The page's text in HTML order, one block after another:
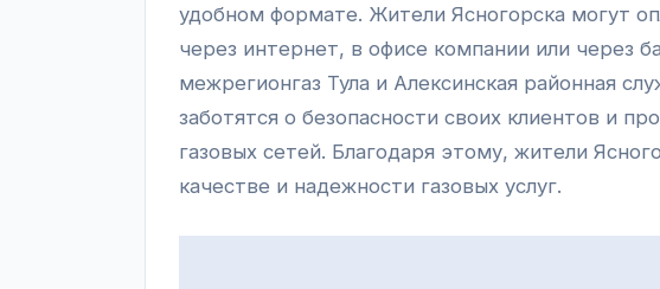
удобном формате. Жители Ясногорска могут
через интернет, в офисе компании или через
межрегионгаз Тула и Алексинская районная
заботятся о безопасности своих клиентов и
газовых сетей. Благодаря этому, жители
качестве и надежности газовых услуг.